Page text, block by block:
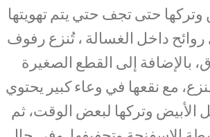
حتى تجف حتي يتم تهويتها
داخل الغسالة ، تُنزع رفوف
بالإضافة إلى القطع الصغيرة
مع نقعها في وعاء كبير يحتوي
الأبيض وتركها لبعض الوقت، ثم